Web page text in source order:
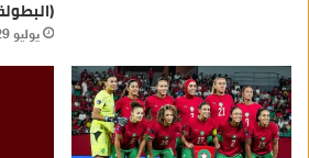
يوليو 29, 2026